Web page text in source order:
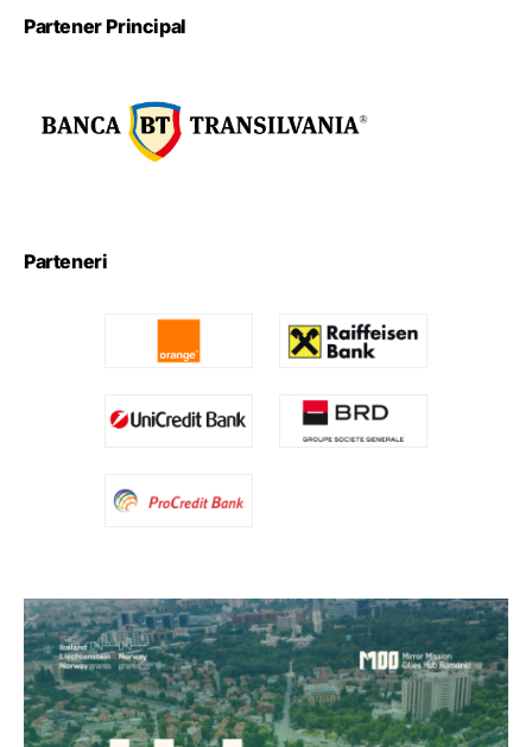
Partener Principal
Parteneri